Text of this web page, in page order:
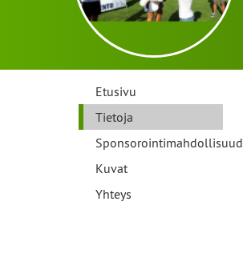
Etusivu
Tietoja
Kuvat
Yhteys